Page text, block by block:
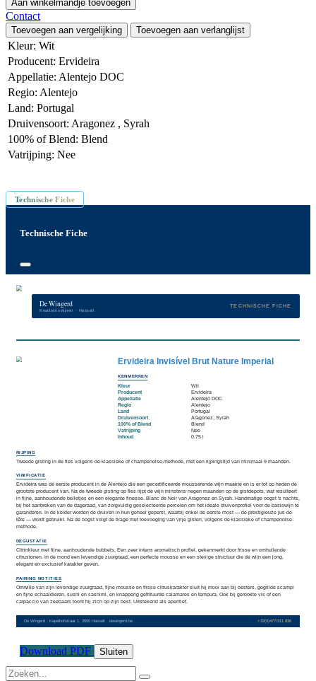
Aan winkelmandje toevoegen
Contact
Toevoegen aan vergelijking Toevoegen aan verlanglijst
Kleur: Wit
Producent: Ervideira
Appellatie: Alentejo DOC
Regio: Alentejo
Land: Portugal
Druivensoort: Aragonez , Syrah
100% of Blend: Blend
Vatrijping: Nee
Technische Fiche
Technische Fiche
Download PDF Sluiten